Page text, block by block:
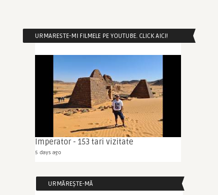
URMARESTE-MI FILMELE PE YOUTUBE. CLICK AICI!
Imperator - 153 tari vizitate
5 days ago
URMĂREȘTE-MĂ